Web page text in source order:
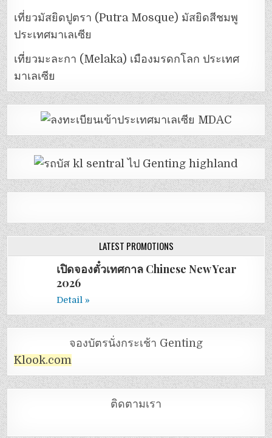
เที่ยวมัสยิดปูตรา (Putra Mosque) มัสยิดสีชมพู
ประเทศมาเลเซีย
เที่ยวมะละกา (Melaka) เมืองมรดกโลก ประเทศ
มาเลเซีย
LATEST PROMOTIONS
เปิดจองตั๋วเทศกาล Chinese New Year
2026
Detail »
จองบัตรนั่งกระเช้า Genting
Klook.com
ติดตามเรา